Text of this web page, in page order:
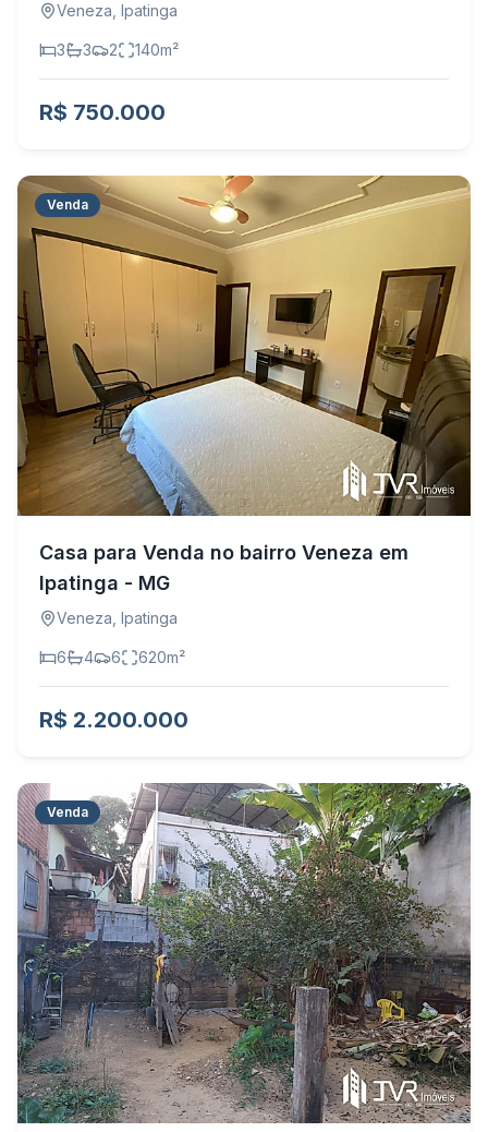
Veneza Ipatinga
3 3 2 140m²
R$ 750.000
Venda
Casa para Venda no bairro Veneza em
Ipatinga - MG
Veneza Ipatinga
6 4 6 620m²
R$ 2.200.000
Venda